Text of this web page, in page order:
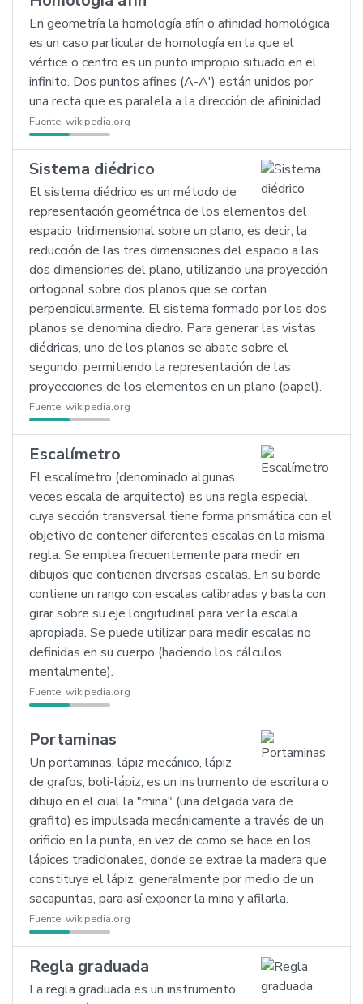
En geometría la homología afín o afinidad homológica
es un caso particular de homología en la que el
vértice o centro es un punto impropio situado en el
infinito. Dos puntos afines (A-A') están unidos por
una recta que es paralela a la dirección de afininidad.
Fuente: wikipedia.org
Sistema diédrico
El sistema diédrico es un método de
representación geométrica de los elementos del
espacio tridimensional sobre un plano, es decir, la
reducción de las tres dimensiones del espacio a las
dos dimensiones del plano, utilizando una proyección
ortogonal sobre dos planos que se cortan
perpendicularmente. El sistema formado por los dos
planos se denomina diedro. Para generar las vistas
diédricas, uno de los planos se abate sobre el
segundo, permitiendo la representación de las
proyecciones de los elementos en un plano (papel).
Fuente: wikipedia.org
Escalímetro
El escalímetro (denominado algunas
veces escala de arquitecto) es una regla especial
cuya sección transversal tiene forma prismática con el
objetivo de contener diferentes escalas en la misma
regla. Se emplea frecuentemente para medir en
dibujos que contienen diversas escalas. En su borde
contiene un rango con escalas calibradas y basta con
girar sobre su eje longitudinal para ver la escala
apropiada. Se puede utilizar para medir escalas no
definidas en su cuerpo (haciendo los cálculos
mentalmente).
Fuente: wikipedia.org
Portaminas
Un portaminas, lápiz mecánico, lápiz
de grafos, boli-lápiz, es un instrumento de escritura o
dibujo en el cual la "mina" (una delgada vara de
grafito) es impulsada mecánicamente a través de un
orificio en la punta, en vez de como se hace en los
lápices tradicionales, donde se extrae la madera que
constituye el lápiz, generalmente por medio de un
sacapuntas, para así exponer la mina y afilarla.
Fuente: wikipedia.org
Regla graduada
La regla graduada es un instrumento